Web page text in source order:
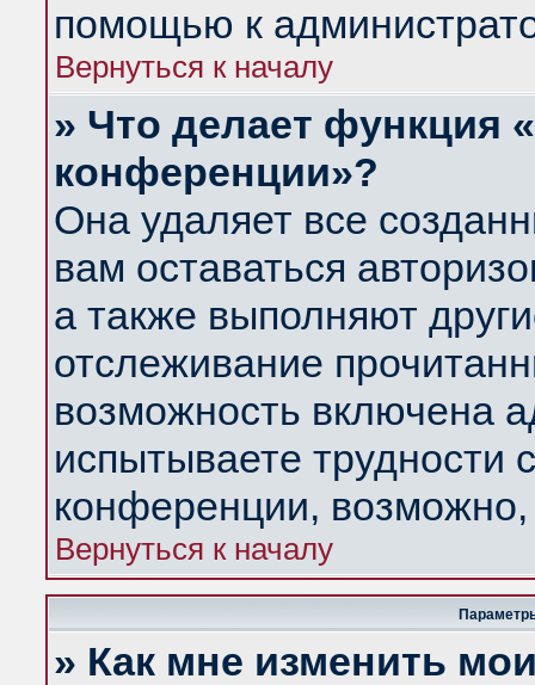
помощью к
Вернуться к началу
» Что делает функция
конференции»?
Она удаляет все
вам оставаться
а также выполняют
отслеживание
возможность включена
испытываете трудности
конференции,
Вернуться к началу
» Как мне изменить